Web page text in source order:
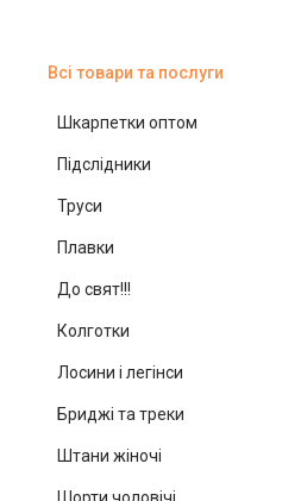
Всі товари та послуги
Шкарпетки оптом
Підслідники
Труси
Плавки
До свят!!!
Колготки
Лосини і легінси
Бриджі та треки
Штани жіночі